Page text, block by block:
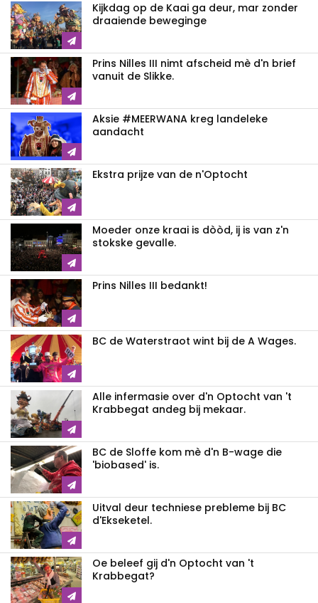
Kijkdag op de Kaai ga deur, mar zonder
draaiende beweginge
Prins Nilles III nimt afscheid mè d'n brief
vanuit de Slikke.
Aksie #MEERWANA kreg landeleke
aandacht
Ekstra prijze van de n'Optocht
Moeder onze kraai is dòòd, ij is van z'n
stokske gevalle.
Prins Nilles III bedankt!
BC de Waterstraot wint bij de A Wages.
Alle infermasie over d'n Optocht van 't
Krabbegat andeg bij mekaar.
BC de Sloffe kom mè d'n B-wage die
'biobased' is.
Uitval deur techniese prebleme bij BC
d'Ekseketel.
Oe beleef gij d'n Optocht van 't
Krabbegat?